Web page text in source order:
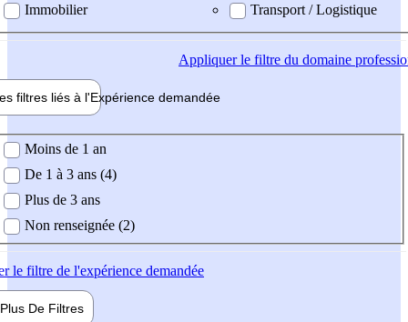
Immobilier
Transport / Logistique
Appliquerle filtre du domaine
filtres liés à l'Expérience demandée
demandée
Moins de 1 an
De 1 à 3 ans (4)
Plus de 3 ans
Non renseignée (2)
le filtre de l'expérience demandée
Plus De Filtres